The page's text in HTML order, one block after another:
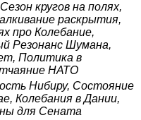
кругов на полях,
раскрытия,
про Колебание,
Резонанс Шумана,
Политика в
НАТО
Нибиру, Состояние
Колебания в Дании,
для Сената